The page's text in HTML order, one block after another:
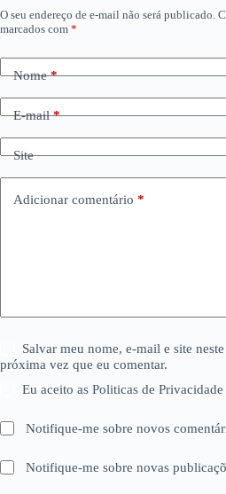
O seu endereço de e-mail não será publicado.
marcados com *
Nome*
E-mail*
Site
Adicionar comentário *
Salvar meu nome, e-mail e site
próxima vez que eu comentar.
Eu aceito as Politicas de
Notifique-me sobre novos
Notifique-me sobre novas